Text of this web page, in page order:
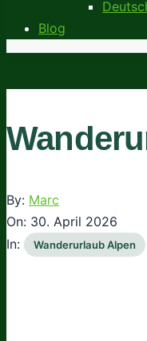
Blog
By: Marc
On: 30. April 2026
In:
Wanderurlaub Alpen